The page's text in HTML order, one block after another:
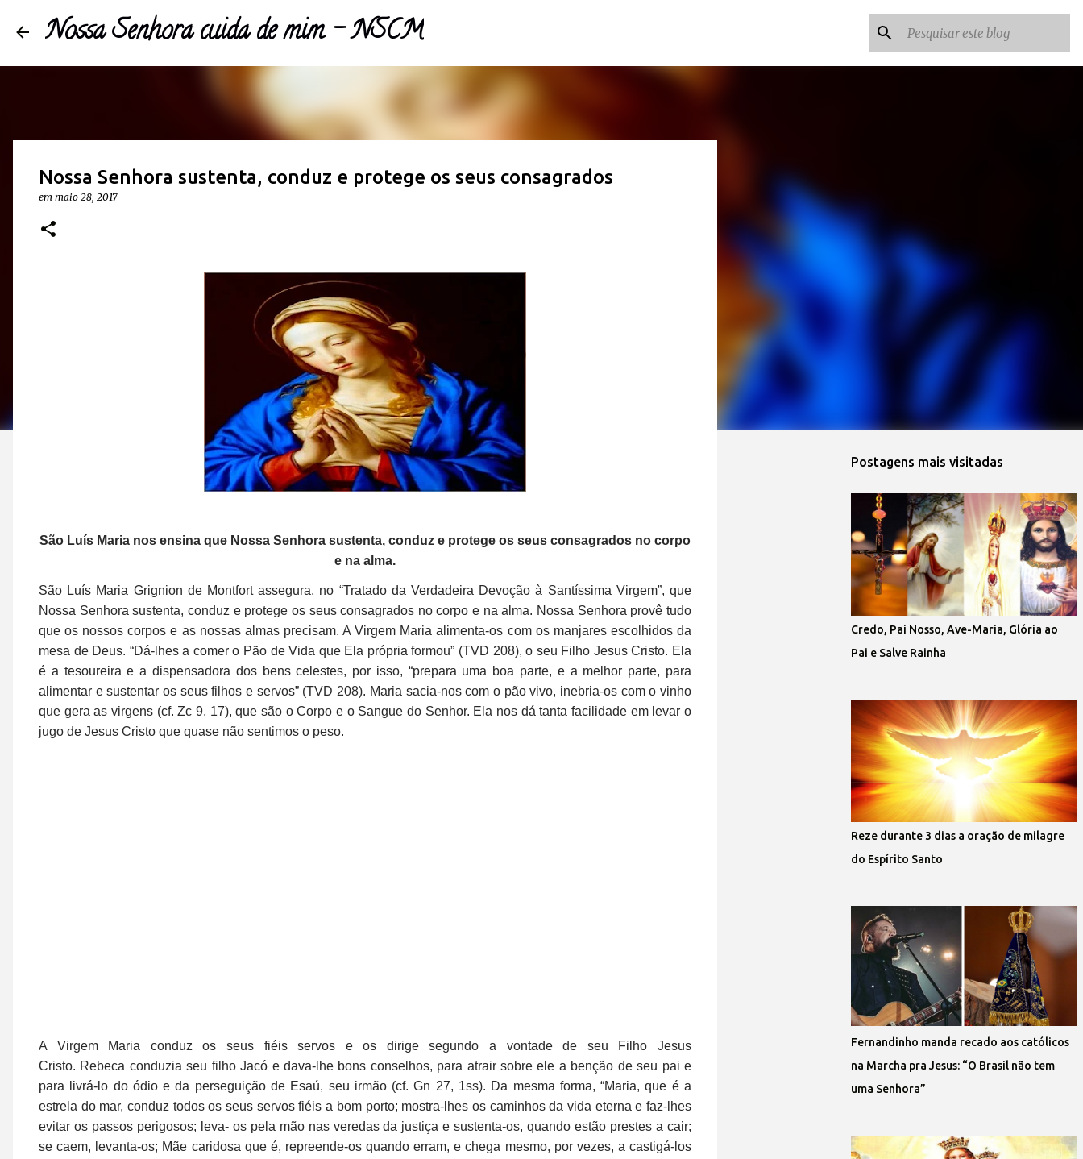
Nossa Senhora cuida de mim - NSCM
Nossa Senhora sustenta, conduz e protege os seus consagrados
em maio 28, 2017
São Luís Maria nos ensina que Nossa Senhora sustenta, conduz e protege os seus consagrados no corpo
e na alma.
São Luís Maria Grignion de Montfort assegura, no “Tratado da Verdadeira Devoção à Santíssima Virgem”, que
Nossa Senhora sustenta, conduz e protege os seus consagrados no corpo e na alma. Nossa Senhora provê tudo
que os nossos corpos e as nossas almas precisam. A Virgem Maria alimenta-os com os manjares escolhidos da
mesa de Deus. “Dá-lhes a comer o Pão de Vida que Ela própria formou” (TVD 208), o seu Filho Jesus Cristo. Ela
é a tesoureira e a dispensadora dos bens celestes, por isso, “prepara uma boa parte, e a melhor parte, para
alimentar e sustentar os seus filhos e servos” (TVD 208). Maria sacia-nos com o pão vivo, inebria-os com o vinho
que gera as virgens (cf. Zc 9, 17), que são o Corpo e o Sangue do Senhor. Ela nos dá tanta facilidade em levar o
jugo de Jesus Cristo que quase não sentimos o peso.
A Virgem Maria conduz os seus fiéis servos e os dirige segundo a vontade de seu Filho Jesus
Cristo. Rebeca conduzia seu filho Jacó e dava-lhe bons conselhos, para atrair sobre ele a benção de seu pai e
para livrá-lo do ódio e da perseguição de Esaú, seu irmão (cf. Gn 27, 1ss). Da mesma forma, “Maria, que é a
estrela do mar, conduz todos os seus servos fiéis a bom porto; mostra-lhes os caminhos da vida eterna e faz-lhes
evitar os passos perigosos; leva- os pela mão nas veredas da justiça e sustenta-os, quando estão prestes a cair;
se caem, levanta-os; Mãe caridosa que é, repreende-os quando erram, e chega mesmo, por vezes, a castigá-los
Postagens mais visitadas
Credo, Pai Nosso, Ave-Maria, Glória ao
Pai e Salve Rainha
Reze durante 3 dias a oração de milagre
do Espírito Santo
Fernandinho manda recado aos católicos
na Marcha pra Jesus: “O Brasil não tem
uma Senhora”